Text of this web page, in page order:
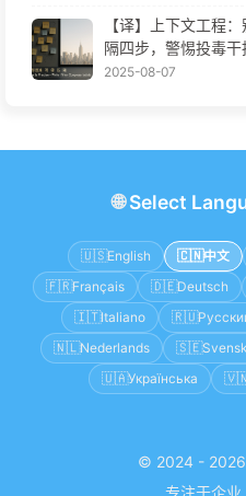
【译】上下文工程
隔四步，警惕投毒
慢慢学AI170
2025-08-07
🌐Select
🇺🇸English 🇨🇳 中文
🇫🇷Français 🇩🇪Deutsch
🇮🇹Italiano 🇷🇺
🇳🇱Nederlands 🇸🇪
🇺🇦Українська
© 2024 - 2026